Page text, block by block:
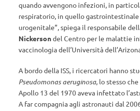
quando avvengono infezioni, in
respiratorio, in quello
urogenitale”, spiega il responsabile
Nickersondel Centro per le malattie
vaccinologia dell’Università
A bordo della ISS, i ricercatori hanno
Pseudomonas aeruginosa, lo stesso
Apollo 13 del 1970 aveva infettato
A far compagnia agli astronauti dal